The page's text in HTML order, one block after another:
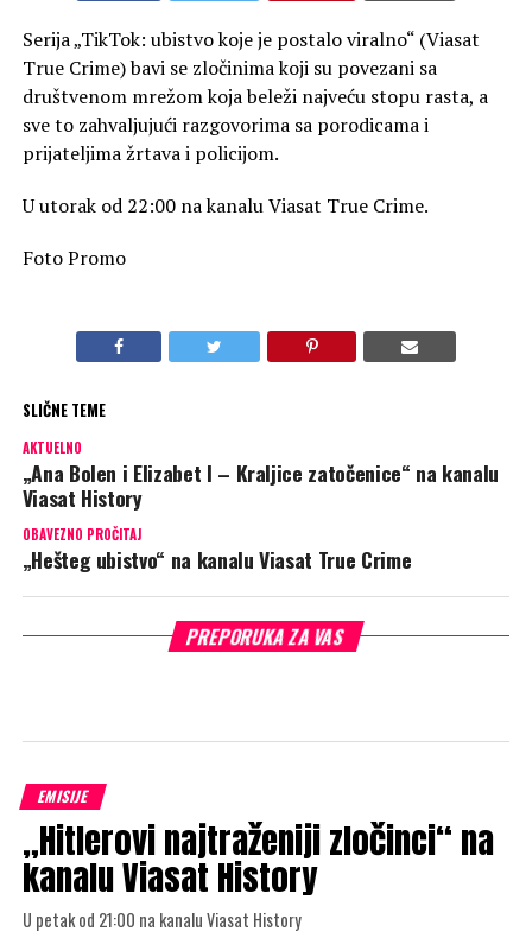
Serija „TikTok: ubistvo koje je postalo viralno“ (Viasat
True Crime) bavi se zločinima koji su povezani sa
društvenom mrežom koja beleži najveću stopu rasta, a
sve to zahvaljujući razgovorima sa porodicama i
prijateljima žrtava i policijom.
U utorak od 22:00 na kanalu Viasat True Crime.
Foto Promo
SLIČNE TEME
AKTUELNO
„Ana Bolen i Elizabet I – Kraljice zatočenice“ na kanalu
Viasat History
OBAVEZNO PROČITAJ
„Hešteg ubistvo“ na kanalu Viasat True Crime
PREPORUKA ZA VAS
EMISIJE
„Hitlerovi najtraženiji zločinci“ na
kanalu Viasat History
U petak od 21:00 na kanalu Viasat History